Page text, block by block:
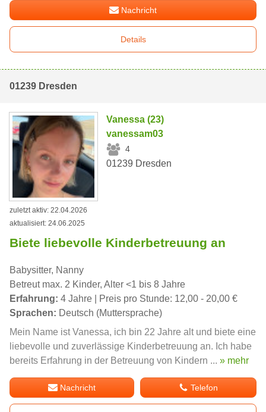
Nachricht
Details
01239 Dresden
Vanessa (23)
vanessam03
4
01239 Dresden
zuletzt aktiv: 22.04.2026
aktualisiert: 24.06.2025
Biete liebevolle Kinderbetreuung an
Babysitter, Nanny
Betreut max. 2 Kinder, Alter <1 bis 8 Jahre
Erfahrung: 4 Jahre | Preis pro Stunde: 12,00 - 20,00 €
Sprachen: Deutsch (Muttersprache)
Mein Name ist Vanessa, ich bin 22 Jahre alt und biete eine
liebevolle und zuverlässige Kinderbetreuung an. Ich habe
bereits Erfahrung in der Betreuung von Kindern ... » mehr
Nachricht Telefon